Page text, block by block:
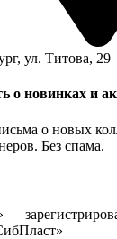
ул. Титова, 29
о новинках и
о новых
Без спама.